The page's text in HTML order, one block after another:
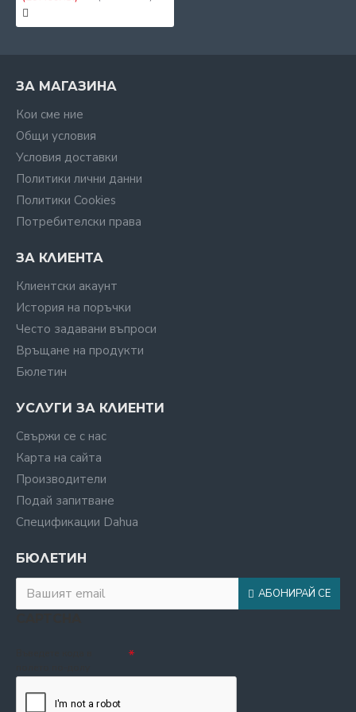
ЗА МАГАЗИНА
Кои сме ние
Общи условия
Условия доставки
Политики лични данни
Политики Cookies
Потребителски права
ЗА КЛИЕНТА
Клиентски акаунт
История на поръчки
Често задавани въпроси
Връщане на продукти
Бюлетин
УСЛУГИ ЗА КЛИЕНТИ
Свържи се с нас
Карта на сайта
Производители
Подай запитване
Спецификации Dahua
БЮЛЕТИН
АБОНИРАЙ СЕ